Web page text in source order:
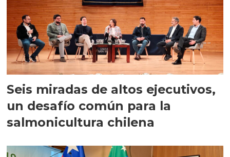
Seis miradas de altos ejecutivos,
un desafío común para la
salmonicultura chilena